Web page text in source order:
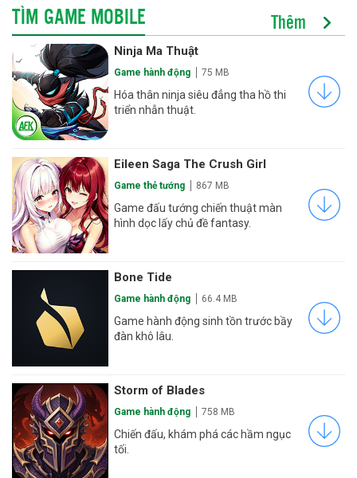
TÌM GAME MOBILE Thêm
Ninja Ma Thuật
Game hành động 75 MB
Hóa thân ninja siêu đẳng tha hồ thi
triển nhẫn thuật.
Eileen Saga The Crush Girl
Game thẻ tướng 867 MB
Game đấu tướng chiến thuật màn
hình dọc lấy chủ đề fantasy.
Bone Tide
Game hành động 66.4 MB
Game hành động sinh tồn trước bầy
đàn khô lâu.
Storm of Blades
Game hành động 758 MB
Chiến đấu, khám phá các hầm ngục
tối.